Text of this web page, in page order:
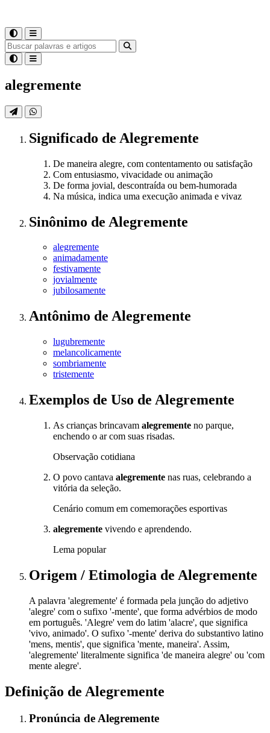
alegremente
Significado de Alegremente
De maneira alegre, com contentamento ou satisfação
Com entusiasmo, vivacidade ou animação
De forma jovial, descontraída ou bem-humorada
Na música, indica uma execução animada e vivaz
Sinônimo de Alegremente
alegremente
animadamente
festivamente
jovialmente
jubilosamente
Antônimo de Alegremente
lugubremente
melancolicamente
sombriamente
tristemente
Exemplos de Uso de Alegremente
As crianças brincavam alegremente no parque,
enchendo o ar com suas risadas.
Observação cotidiana
O povo cantava alegremente nas ruas, celebrando a
vitória da seleção.
Cenário comum em comemorações esportivas
alegremente vivendo e aprendendo.
Lema popular
Origem / Etimologia de Alegremente
A palavra 'alegremente' é formada pela junção do adjetivo
'alegre' com o sufixo '-mente', que forma advérbios de modo
em português. 'Alegre' vem do latim 'alacre', que significa
'vivo, animado'. O sufixo '-mente' deriva do substantivo latino
'mens, mentis', que significa 'mente, maneira'. Assim,
'alegremente' literalmente significa 'de maneira alegre' ou 'com
mente alegre'.
Definição de Alegremente
Pronúncia de Alegremente